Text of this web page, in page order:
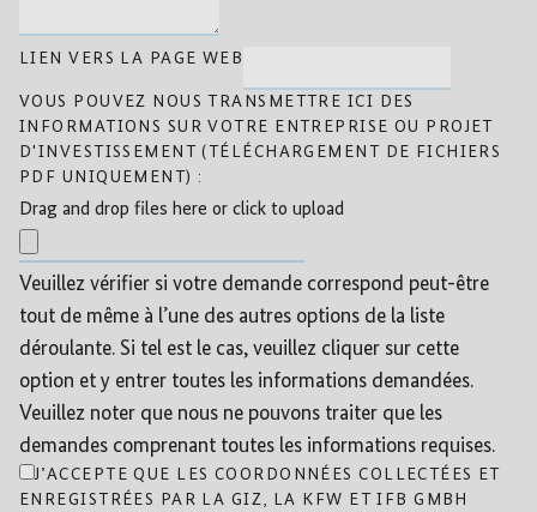
LIEN VERS LA PAGE WEB
VOUS POUVEZ NOUS TRANSMETTRE ICI DES
INFORMATIONS SUR VOTRE ENTREPRISE OU PROJET
D'INVESTISSEMENT (TÉLÉCHARGEMENT DE FICHIERS
PDF UNIQUEMENT) :
Drag and drop files here or click to upload
Veuillez vérifier si votre demande correspond peut-être
tout de même à l’une des autres options de la liste
déroulante. Si tel est le cas, veuillez cliquer sur cette
option et y entrer toutes les informations demandées.
Veuillez noter que nous ne pouvons traiter que les
demandes comprenant toutes les informations requises.
J’ACCEPTE QUE LES COORDONNÉES COLLECTÉES ET
ENREGISTRÉES PAR LA GIZ, LA KFW ET IFB GMBH